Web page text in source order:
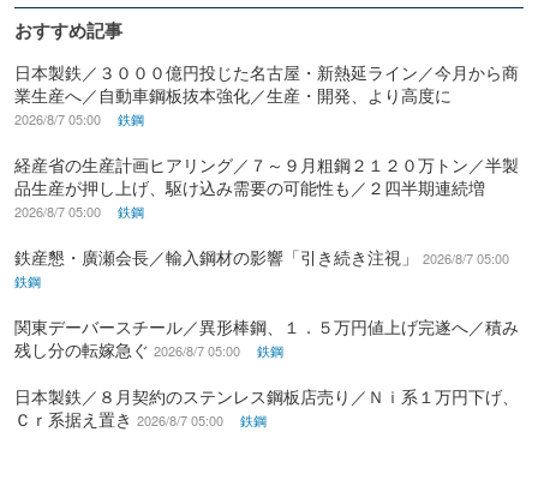
おすすめ記事
日本製鉄／３０００億円投じた名古屋・新熱延ライン／今月から商
業生産へ／自動車鋼板抜本強化／生産・開発、より高度に
2026/8/7 05:00 鉄鋼
経産省の生産計画ヒアリング／７～９月粗鋼２１２０万トン／半製
品生産が押し上げ、駆け込み需要の可能性も／２四半期連続増
2026/8/7 05:00 鉄鋼
鉄産懇・廣瀬会長／輸入鋼材の影響「引き続き注視」
2026/8/7 05:00
鉄鋼
関東デーバースチール／異形棒鋼、１．５万円値上げ完遂へ／積み
残し分の転嫁急ぐ 2026/8/7 05:00 鉄鋼
日本製鉄／８月契約のステンレス鋼板店売り／Ｎｉ系１万円下げ、
Ｃｒ系据え置き 2026/8/7 05:00 鉄鋼